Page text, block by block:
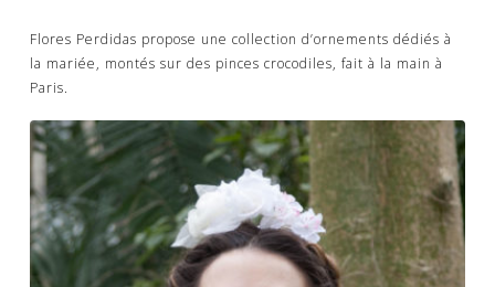
Flores Perdidas propose une collection d’ornements dédiés à
la mariée, montés sur des pinces crocodiles, fait à la main à
Paris.